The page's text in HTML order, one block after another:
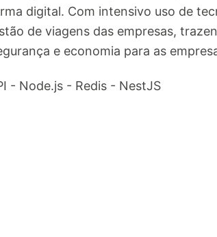
digital. Com intensivo uso de
de viagens das empresas,
e economia para as
- Node.js - Redis - NestJS